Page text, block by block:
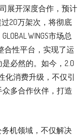
展开深度合作，预计
20万架次，将彻底
WINGS市场总
合性平台，实现了运
必然的。如今，2.0
化消费升级，不仅引
多合作伙伴，打造
务机领域，不仅解决